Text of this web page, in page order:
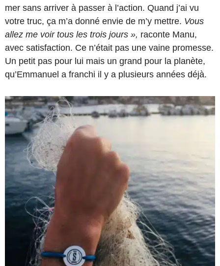
mer sans arriver à passer à l’action. Quand j’ai vu
votre truc, ça m’a donné envie de m’y mettre. Vous
allez me voir tous les trois jours », raconte Manu,
avec satisfaction. Ce n’était pas une vaine promesse.
Un petit pas pour lui mais un grand pour la planète,
qu’Emmanuel a franchi il y a plusieurs années déjà.